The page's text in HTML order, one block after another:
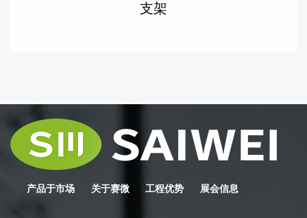
支架
产品于市场 关于赛微 工程优势 展会信息